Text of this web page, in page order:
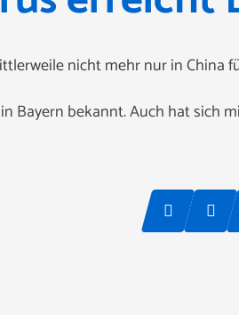
nicht mehr nur in
Bayern bekannt. Auch hat sich